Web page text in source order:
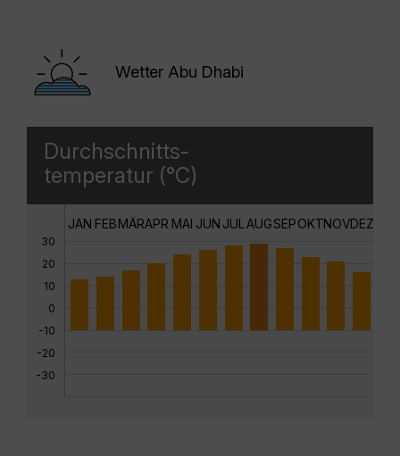
Wetter Abu Dhabi
Durchschnitts-
temperatur (°C)
30
20
10
0
-10
-20
-30
JAN FEBMÄRAPR MAI JUN JUL AUGSEPOKTNOVDEZ